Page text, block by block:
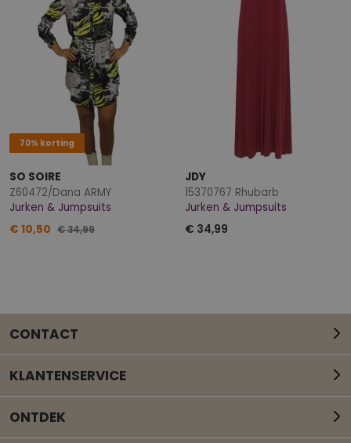
70% korting
SO SOIRE
Z60472/Dana ARMY
Jurken & Jumpsuits
€ 10,50 € 34,99
JDY
15370767 Rhubarb
Jurken & Jumpsuits
€ 34,99
CONTACT
KLANTENSERVICE
ONTDEK